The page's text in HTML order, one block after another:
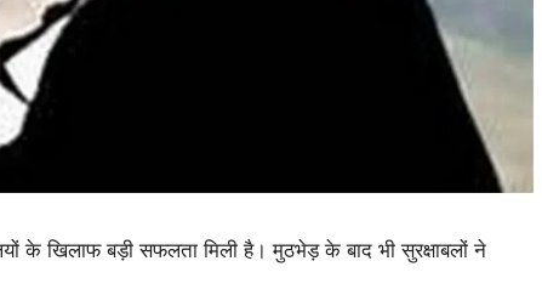
के खिलाफ बड़ी सफलता मिली है। मुठभेड़ के बाद भी सुरक्षाबलों ने